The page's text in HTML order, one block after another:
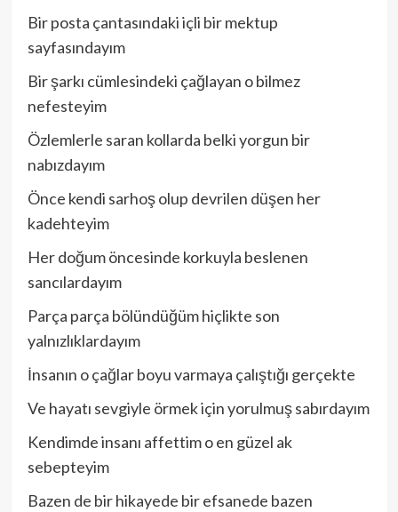
Bir posta çantasındaki içli bir mektup
sayfasındayım
Bir şarkı cümlesindeki çağlayan o bilmez
nefesteyim
Özlemlerle saran kollarda belki yorgun bir
nabızdayım
Önce kendi sarhoş olup devrilen düşen her
kadehteyim
Her doğum öncesinde korkuyla beslenen
sancılardayım
Parça parça bölündüğüm hiçlikte son
yalnızlıklardayım
İnsanın o çağlar boyu varmaya çalıştığı gerçekte
Ve hayatı sevgiyle örmek için yorulmuş sabırdayım
Kendimde insanı affettim o en güzel ak
sebepteyim
Bazen de bir hikayede bir efsanede bazen